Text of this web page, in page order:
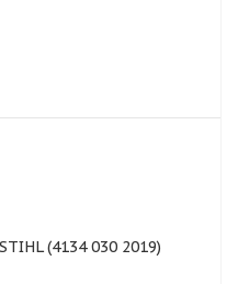
(4134 030 2019)